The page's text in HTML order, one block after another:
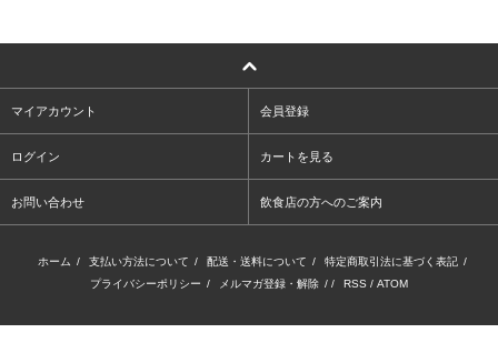
マイアカウント 会員登録
ログイン カートを見る
お問い合わせ 飲食店の方へのご案内
ホーム / 支払い方法について / 配送・送料について / 特定商取引法に基づく表記 /
プライバシーポリシー / メルマガ登録・解除 / / RSS / ATOM